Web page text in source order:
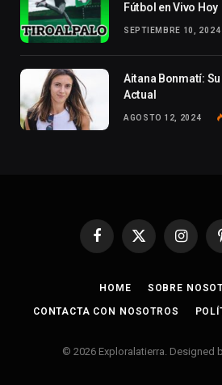
Fútbol en Vivo Hoy
SEPTIEMBRE 10, 2024
Aitana Bonmatí:
Actual
AGOSTO 12, 2024
Facebook
X
Instagram
HOME SOBRE
CONTACTA CON NOSOTROS
© 2026 Exploralatierra. Designed